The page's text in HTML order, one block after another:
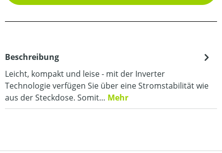
Beschreibung
Leicht, kompakt und leise - mit der Inverter
Technologie verfügen Sie über eine Stromstabilität wie
aus der Steckdose. Somit… Mehr